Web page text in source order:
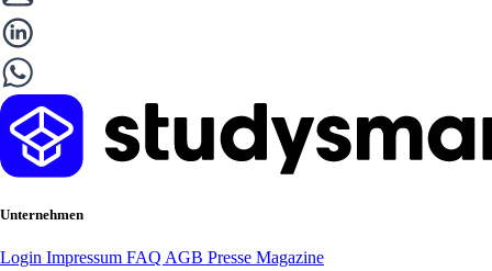
Unternehmen
Login Impressum FAQ AGB Presse Magazine